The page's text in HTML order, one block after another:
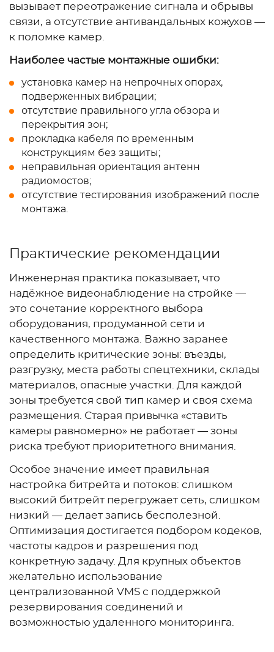
вызывает переотражение сигнала и обрывы
связи, а отсутствие антивандальных кожухов —
к поломке камер.
Наиболее частые монтажные ошибки:
установка камер на непрочных опорах,
подверженных вибрации;
отсутствие правильного угла обзора и
перекрытия зон;
прокладка кабеля по временным
конструкциям без защиты;
неправильная ориентация антенн
радиомостов;
отсутствие тестирования изображений после
монтажа.
Практические рекомендации
Инженерная практика показывает, что
надёжное видеонаблюдение на стройке —
это сочетание корректного выбора
оборудования, продуманной сети и
качественного монтажа. Важно заранее
определить критические зоны: въезды,
разгрузку, места работы спецтехники, склады
материалов, опасные участки. Для каждой
зоны требуется свой тип камер и своя схема
размещения. Старая привычка «ставить
камеры равномерно» не работает — зоны
риска требуют приоритетного внимания.
Особое значение имеет правильная
настройка битрейта и потоков: слишком
высокий битрейт перегружает сеть, слишком
низкий — делает запись бесполезной.
Оптимизация достигается подбором кодеков,
частоты кадров и разрешения под
конкретную задачу. Для крупных объектов
желательно использование
централизованной VMS с поддержкой
резервирования соединений и
возможностью удаленного мониторинга.